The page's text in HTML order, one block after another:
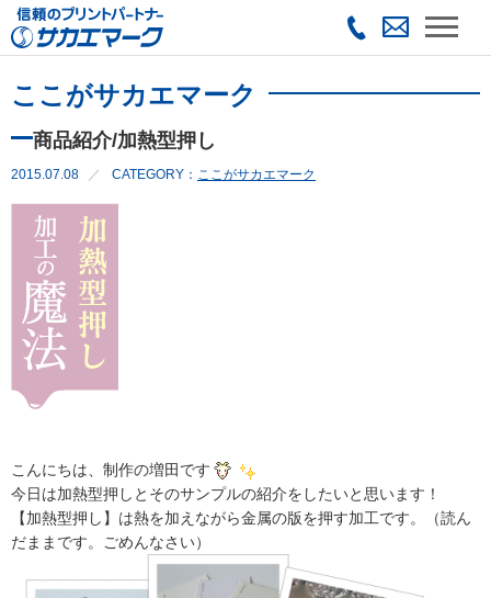
ここがサカエマーク
商品紹介/加熱型押し
2015.07.08 CATEGORY： ここがサカエマーク
こんにちは、制作の増田です
今日は加熱型押しとそのサンプルの紹介をしたいと思います！
【加熱型押し】は熱を加えながら金属の版を押す加工です。（読ん
だままです。ごめんなさい）